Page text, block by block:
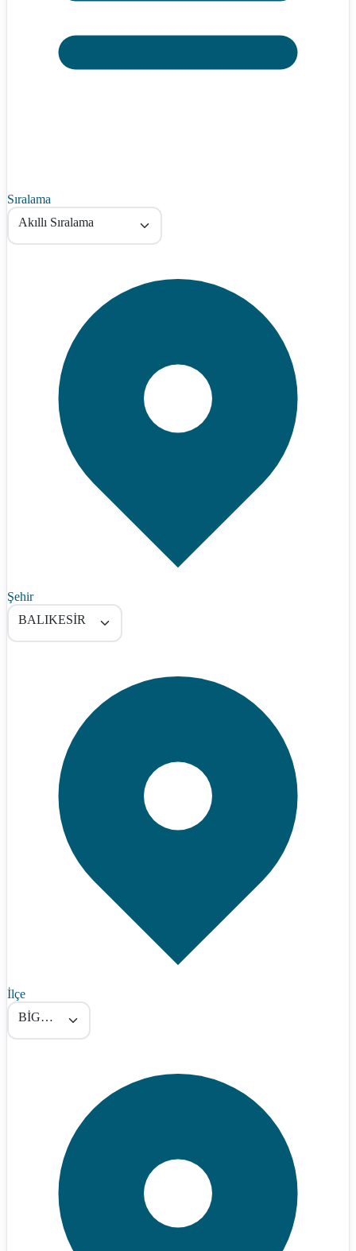
Sıralama
Akıllı Sıralama
Şehir
BALIKESİR
İlçe
BİGADİÇ